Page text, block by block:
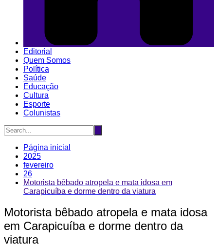
Editorial
Quem Somos
Política
Saúde
Educação
Cultura
Esporte
Colunistas
Página inicial
2025
fevereiro
26
Motorista bêbado atropela e mata idosa em
Carapicuíba e dorme dentro da viatura
Motorista bêbado atropela e mata idosa
em Carapicuíba e dorme dentro da
viatura